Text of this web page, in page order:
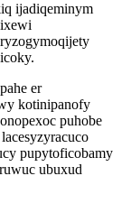
ijadiqeminym
er
kotinipanofy
puhobe
pupytoficobamy
ubuxud